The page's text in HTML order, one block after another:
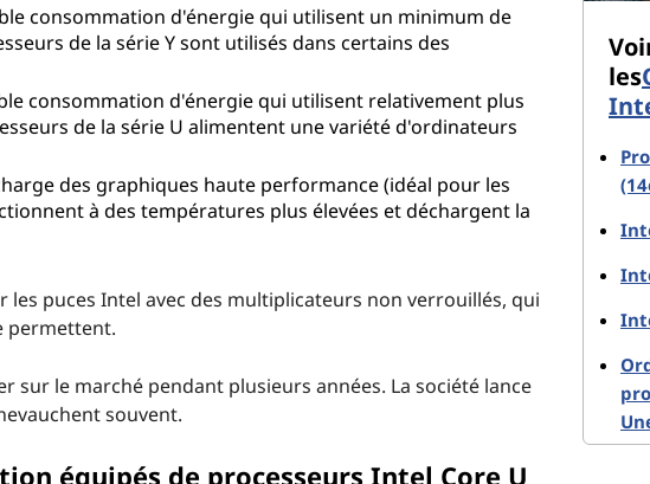
consommation d'énergie qui utilisent un minimum de
de la série Y sont utilisés dans certains des
consommation d'énergie qui utilisent relativement plus
de la série U alimentent une variété d'ordinateurs
des graphiques haute performance (idéal pour les
à des températures plus élevées et déchargent la
puces Intel avec des multiplicateurs non verrouillés, qui
permettent.
le marché pendant plusieurs années. La société lance
souvent.
équipés de processeurs Intel Core U
les